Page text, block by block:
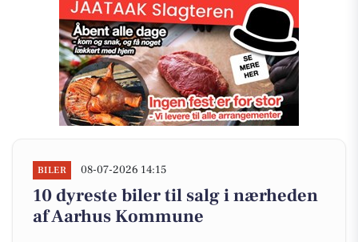
BILER 08-07-2026 14:15
10 dyreste biler til salg i nærheden
af Aarhus Kommune